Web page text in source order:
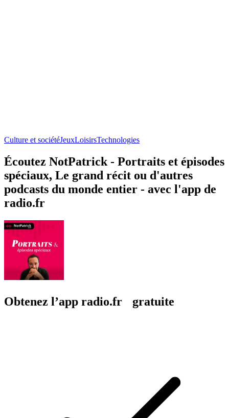
Culture et sociétéJeuxLoisirsTechnologies
Écoutez NotPatrick - Portraits et épisodes
spéciaux, Le grand récit ou d'autres
podcasts du monde entier - avec l'app de
radio.fr
Obtenez l’app radio.fr gratuite